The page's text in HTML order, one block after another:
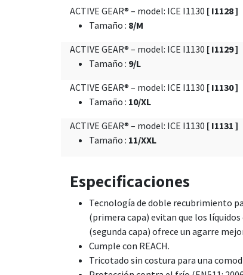
ACTIVE GEAR® – model: ICE I1130 [ I1128 ]
Tamaño : 8/M
ACTIVE GEAR® – model: ICE I1130 [ I1129 ]
Tamaño : 9/L
ACTIVE GEAR® – model: ICE I1130 [ I1130 ]
Tamaño : 10/XL
ACTIVE GEAR® – model: ICE I1130 [ I1131 ]
Tamaño : 11/XXL
Especificaciones
Tecnología de doble recubrimiento
(primera capa) evitan que los
(segunda capa) ofrece un agarre
Cumple con REACH.
Tricotado sin costura para una